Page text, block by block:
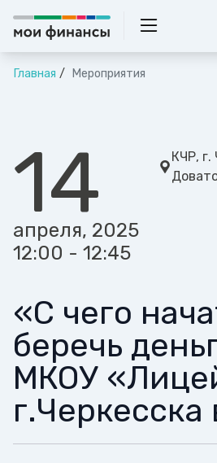
Главная Мероприятия
14
апреля, 2025
12:00 - 12:45
КЧР, г.
«С чего
беречь
МКОУ
г.Черкесска